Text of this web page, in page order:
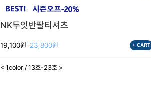
NK두잇반팔티셔츠
19,100원 23,800원 + CART
< 1color / 13호-23호 >